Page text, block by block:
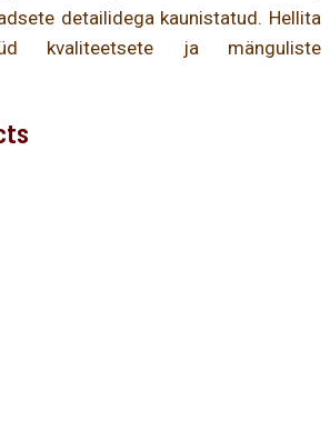
detailidega kaunistatud. Hellita
kvaliteetsete ja mänguliste